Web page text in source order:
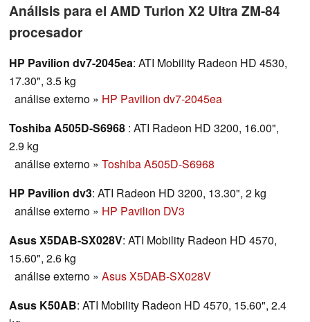
Análisis para el AMD Turion X2 Ultra ZM-84
procesador
HP Pavilion dv7-2045ea: ATI Mobility Radeon HD 4530,
17.30", 3.5 kg
análise externo » HP Pavilion dv7-2045ea
Toshiba A505D-S6968 : ATI Radeon HD 3200, 16.00",
2.9 kg
análise externo » Toshiba A505D-S6968
HP Pavilion dv3: ATI Radeon HD 3200, 13.30", 2 kg
análise externo » HP Pavilion DV3
Asus X5DAB-SX028V: ATI Mobility Radeon HD 4570,
15.60", 2.6 kg
análise externo » Asus X5DAB-SX028V
Asus K50AB: ATI Mobility Radeon HD 4570, 15.60", 2.4